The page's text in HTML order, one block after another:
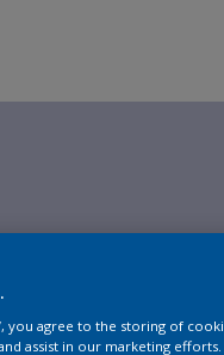
you agree to the storing of
assist in our marketing efforts.